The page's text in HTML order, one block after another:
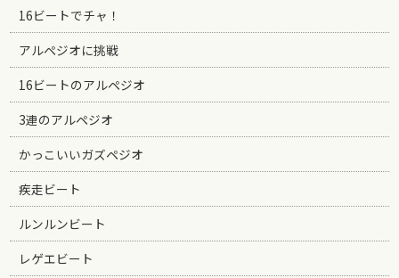
16ビートでチャ！
アルペジオに挑戦
16ビートのアルペジオ
3連のアルペジオ
かっこいいガズペジオ
疾走ビート
ルンルンビート
レゲエビート